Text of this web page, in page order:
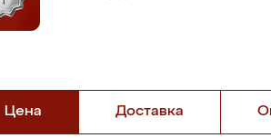
Цена Доставка